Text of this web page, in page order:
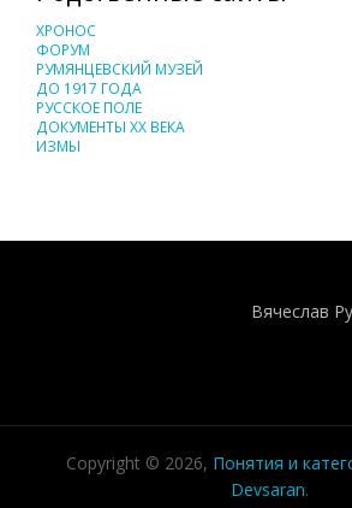
ХРОНОС
ФОРУМ
РУМЯНЦЕВСКИЙ МУЗЕЙ
ДО 1917 ГОДА
РУССКОЕ ПОЛЕ
ДОКУМЕНТЫ XX ВЕКА
ИЗМЫ
Вячеслав
Copyright © 2026, Понятия и
Devsaran.